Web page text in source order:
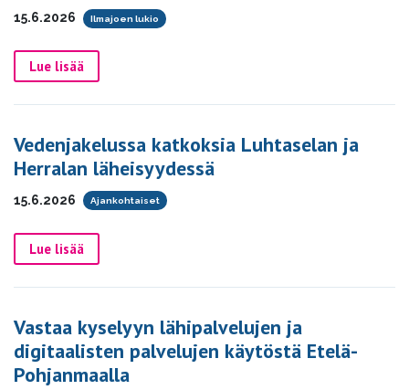
15.6.2026 Ilmajoen lukio
Lue lisää
Vedenjakelussa katkoksia Luhtaselan ja
Herralan läheisyydessä
15.6.2026 Ajankohtaiset
Lue lisää
Vastaa kyselyyn lähipalvelujen ja
digitaalisten palvelujen käytöstä Etelä-
Pohjanmaalla